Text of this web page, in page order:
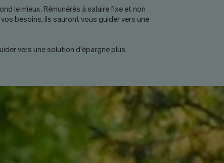
le mieux. Rémunérés à salaire fixe et non
besoins, ils sauront vous guider vers une
vers une solution d'épargne plus